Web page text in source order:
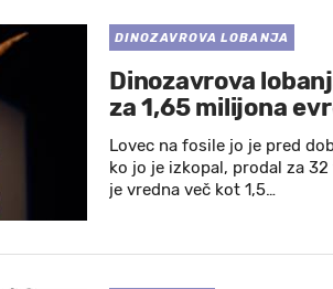
DINOZAVROVA LOBANJA
Dinozavrova
za 1,65 milijona
Lovec na fosile jo je pred
ko jo je izkopal, prodal za
je vredna več kot 1,5…